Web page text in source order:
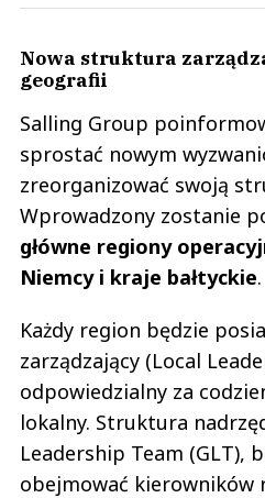
Nowa struktura
geografii
Salling Group
sprostać nowym
zreorganizować swoją
Wprowadzony zostanie
główne regiony
Niemcy i kraje bałtyckie.
Każdy region będzie
zarządzający (Local
odpowiedzialny za
lokalny. Struktura
Leadership Team (GLT),
obejmować kierowników